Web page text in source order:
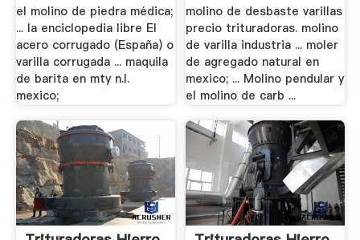
el molino de piedra médica;
... la enciclopedia libre El
acero corrugado (España) o
varilla corrugada ... maquila
de barita en mty n.l.
mexico;
molino de desbaste varillas
precio trituradoras. molino
de varilla industria ... moler
de agregado natural en
mexico; ... Molino pendular y
el molino de carb ...